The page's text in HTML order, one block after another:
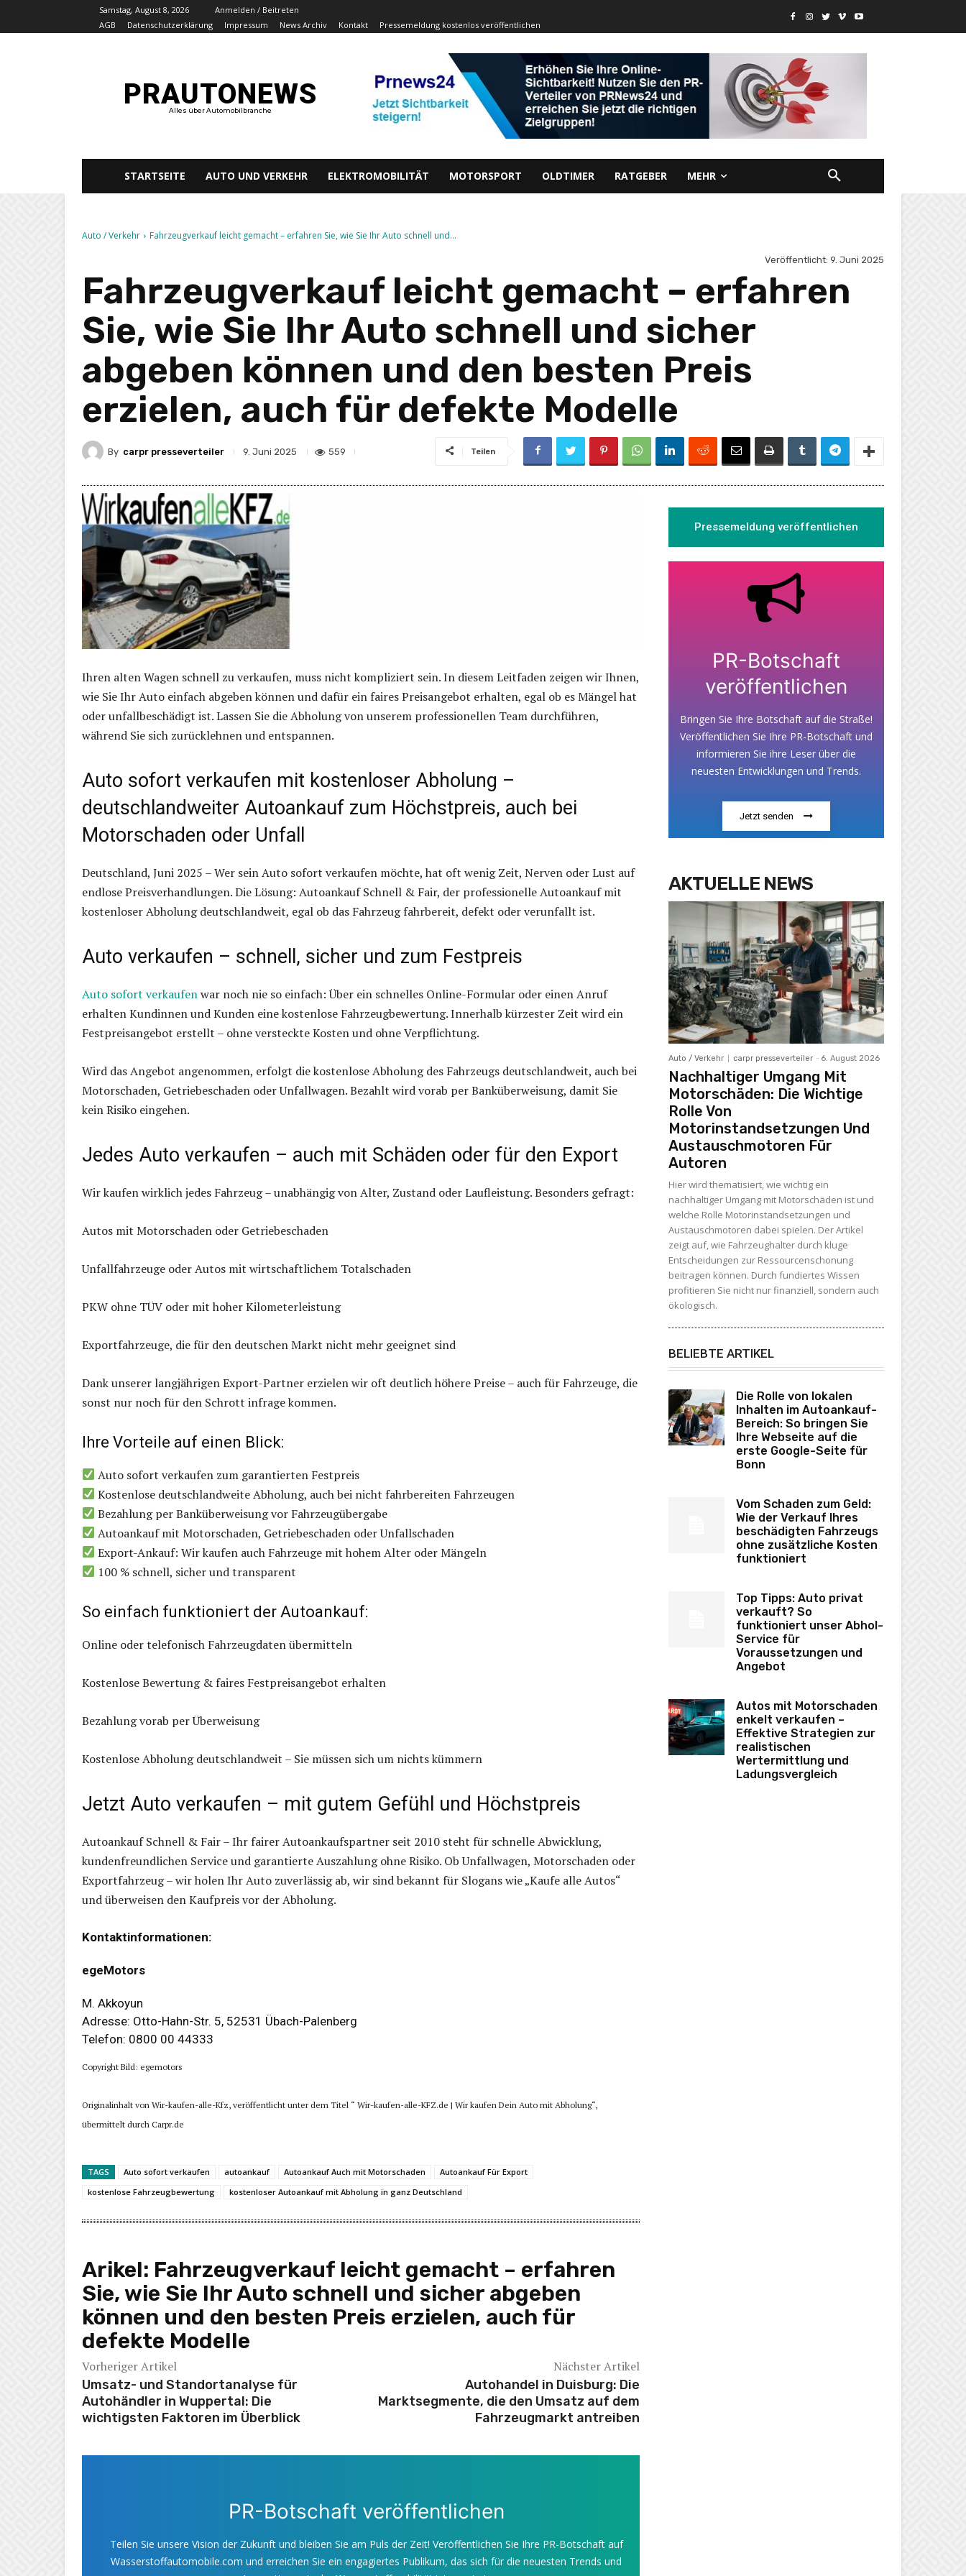
Samstag, August 8, 2026
Anmelden / Beitreten
AGB
Datenschutzerklärung Impressum News Archiv Kontakt Pressemeldung kostenlos veröffentlichen
PRAUTONEWS
Alles über Automobilbranche
STARTSEITE AUTO UND VERKEHR ELEKTROMOBILITÄT MOTORSPORT OLDTIMER RATGEBER MEHR
Auto / Verkehr Fahrzeugverkauf leicht gemacht – erfahren Sie, wie Sie Ihr Auto schnell und...
Veröffentlicht: 9. Juni 2025
Fahrzeugverkauf leicht gemacht – erfahren
Sie, wie Sie Ihr Auto schnell und sicher
abgeben können und den besten Preis
erzielen, auch für defekte Modelle
By carpr presseverteiler 9. Juni 2025 559 Teilen
Ihren alten Wagen schnell zu verkaufen, muss nicht kompliziert sein. In diesem Leitfaden zeigen wir Ihnen,
wie Sie Ihr Auto einfach abgeben können und dafür ein faires Preisangebot erhalten, egal ob es Mängel hat
oder unfallbeschädigt ist. Lassen Sie die Abholung von unserem professionellen Team durchführen,
während Sie sich zurücklehnen und entspannen.
Auto sofort verkaufen mit kostenloser Abholung –
deutschlandweiter Autoankauf zum Höchstpreis, auch bei
Motorschaden oder Unfall
Deutschland, Juni 2025 – Wer sein Auto sofort verkaufen möchte, hat oft wenig Zeit, Nerven oder Lust auf
endlose Preisverhandlungen. Die Lösung: Autoankauf Schnell & Fair, der professionelle Autoankauf mit
kostenloser Abholung deutschlandweit, egal ob das Fahrzeug fahrbereit, defekt oder verunfallt ist.
Auto verkaufen – schnell, sicher und zum Festpreis
Auto sofort verkaufenwar noch nie so einfach: Über ein schnelles Online-Formular oder einen Anruf
erhalten Kundinnen und Kunden eine kostenlose Fahrzeugbewertung. Innerhalb kürzester Zeit wird ein
Festpreisangebot erstellt – ohne versteckte Kosten und ohne Verpflichtung.
Wird das Angebot angenommen, erfolgt die kostenlose Abholung des Fahrzeugs deutschlandweit, auch bei
Motorschaden, Getriebeschaden oder Unfallwagen. Bezahlt wird vorab per Banküberweisung, damit Sie
kein Risiko eingehen.
Jedes Auto verkaufen – auch mit Schäden oder für den Export
Wir kaufen wirklich jedes Fahrzeug – unabhängig von Alter, Zustand oder Laufleistung. Besonders gefragt:
Autos mit Motorschaden oder Getriebeschaden
Unfallfahrzeuge oder Autos mit wirtschaftlichem Totalschaden
PKW ohne TÜV oder mit hoher Kilometerleistung
Exportfahrzeuge, die für den deutschen Markt nicht mehr geeignet sind
Dank unserer langjährigen Export-Partner erzielen wir oft deutlich höhere Preise – auch für Fahrzeuge, die
sonst nur noch für den Schrott infrage kommen.
Ihre Vorteile auf einen Blick:
Auto sofort verkaufen zum garantierten Festpreis
Kostenlose deutschlandweite Abholung, auch bei nicht fahrbereiten Fahrzeugen
Bezahlung per Banküberweisung vor Fahrzeugübergabe
Autoankauf mit Motorschaden, Getriebeschaden oder Unfallschaden
Export-Ankauf: Wir kaufen auch Fahrzeuge mit hohem Alter oder Mängeln
100 % schnell, sicher und transparent
So einfach funktioniert der Autoankauf:
Online oder telefonisch Fahrzeugdaten übermitteln
Kostenlose Bewertung & faires Festpreisangebot erhalten
Bezahlung vorab per Überweisung
Kostenlose Abholung deutschlandweit – Sie müssen sich um nichts kümmern
Jetzt Auto verkaufen – mit gutem Gefühl und Höchstpreis
Autoankauf Schnell & Fair – Ihr fairer Autoankaufspartner seit 2010 steht für schnelle Abwicklung,
kundenfreundlichen Service und garantierte Auszahlung ohne Risiko. Ob Unfallwagen, Motorschaden oder
Exportfahrzeug – wir holen Ihr Auto zuverlässig ab, wir sind bekannt für Slogans wie „Kaufe alle Autos“
und überweisen den Kaufpreis vor der Abholung.
Kontaktinformationen:
egeMotors
M. Akkoyun
Adresse: Otto-Hahn-Str. 5, 52531 Übach-Palenberg
Telefon: 0800 00 44333
Copyright Bild: egemotors
Originalinhalt von Wir-kaufen-alle-Kfz, veröffentlicht unter dem Titel “ Wir-kaufen-alle-KFZ.de | Wir kaufen Dein Auto mit Abholung“,
übermittelt durch Carpr.de
TAGS Auto sofort verkaufen autoankauf Autoankauf Auch mit Motorschaden
Autoankauf Für Export
kostenlose Fahrzeugbewertung
kostenloser Autoankauf mit Abholung in ganz Deutschland
Arikel: Fahrzeugverkauf leicht gemacht – erfahren
Sie, wie Sie Ihr Auto schnell und sicher abgeben
können und den besten Preis erzielen, auch für
defekte Modelle
Vorheriger Artikel
Umsatz- und Standortanalyse für
Autohändler in Wuppertal: Die
wichtigsten Faktoren im Überblick
Nächster Artikel
Autohandel in Duisburg: Die
Marktsegmente, die den Umsatz auf dem
Fahrzeugmarkt antreiben
PR-Botschaft veröffentlichen
Teilen Sie unsere Vision der Zukunft und bleiben Sie am Puls der Zeit! Veröffentlichen Sie Ihre PR-Botschaft auf
Wasserstoffautomobile.com und erreichen Sie ein engagiertes Publikum, das sich für die neuesten Trends und
Pressemeldung veröffentlichen
PR-Botschaft
veröffentlichen
Bringen Sie Ihre Botschaft auf die Straße!
Veröffentlichen Sie Ihre PR-Botschaft und
informieren Sie ihre Leser über die
neuesten Entwicklungen und Trends.
Jetzt senden
AKTUELLE NEWS
Auto / Verkehr carpr presseverteiler - 6. August 2026
Nachhaltiger Umgang Mit
Motorschäden: Die Wichtige
Rolle Von
Motorinstandsetzungen Und
Austauschmotoren Für
Autoren
Hier wird thematisiert, wie wichtig ein
nachhaltiger Umgang mit Motorschäden ist und
welche Rolle Motorinstandsetzungen und
Austauschmotoren dabei spielen. Der Artikel
zeigt auf, wie Fahrzeughalter durch kluge
Entscheidungen zur Ressourcenschonung
beitragen können. Durch fundiertes Wissen
profitieren Sie nicht nur finanziell, sondern auch
ökologisch.
BELIEBTE ARTIKEL
Die Rolle von lokalen
Inhalten im Autoankauf-
Bereich: So bringen Sie
Ihre Webseite auf die
erste Google-Seite für
Bonn
Vom Schaden zum Geld:
Wie der Verkauf Ihres
beschädigten Fahrzeugs
ohne zusätzliche Kosten
funktioniert
Top Tipps: Auto privat
verkauft? So
funktioniert unser Abhol-
Service für
Voraussetzungen und
Angebot
Autos mit Motorschaden
enkelt verkaufen –
Effektive Strategien zur
realistischen
Wertermittlung und
Ladungsvergleich